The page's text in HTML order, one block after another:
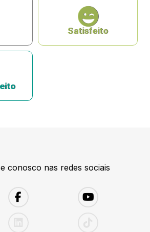
Satisfeito
conosco nas redes sociais